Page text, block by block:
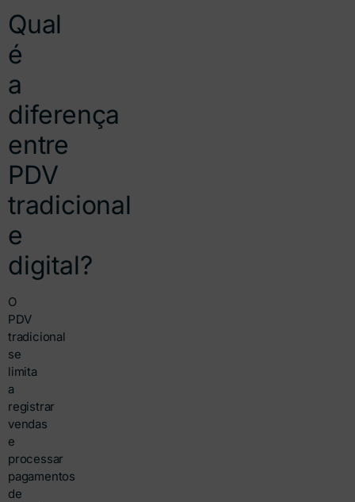
Qual
é
a
diferença
entre
PDV
tradicional
e
digital?
O
PDV
tradicional
se
limita
a
registrar
vendas
e
processar
pagamentos
de